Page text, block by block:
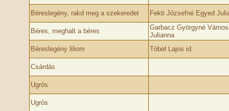
Béreslegény, rakd meg a szekeredet Fekti Józsefné Egyed
Béres, meghalt a béres
Garbacz Györgyné
Julianna
Béreslegény liliom
Tóbel Lajos id.
Csárdás
Ugrós
Ugrós